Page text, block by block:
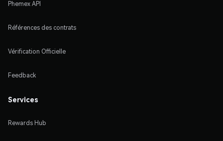
Phemex API
Références des contrats
Vérification Officielle
Feedback
Services
Rewards Hub